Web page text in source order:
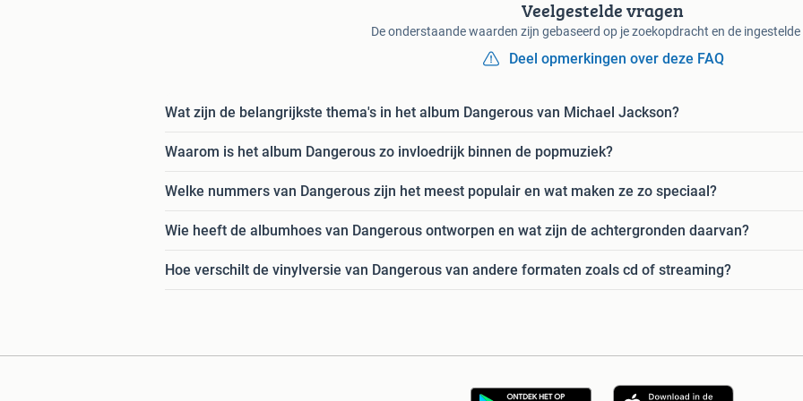
Veelgestelde vragen
De onderstaande waarden zijn gebaseerd op je zoekopdracht en de
Deel opmerkingen over deze FAQ
Wat zijn de belangrijkste thema's in het album Dangerous van Michael Jackson?
Waarom is het album Dangerous zo invloedrijk binnen de popmuziek?
Welke nummers van Dangerous zijn het meest populair en wat maken ze zo speciaal?
Wie heeft de albumhoes van Dangerous ontworpen en wat zijn de achtergronden daarvan?
Hoe verschilt de vinylversie van Dangerous van andere formaten zoals cd of streaming?